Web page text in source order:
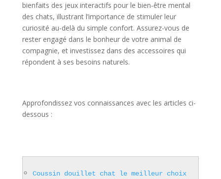
bienfaits des jeux interactifs pour le bien-être mental
des chats, illustrant l’importance de stimuler leur
curiosité au-delà du simple confort. Assurez-vous de
rester engagé dans le bonheur de votre animal de
compagnie, et investissez dans des accessoires qui
répondent à ses besoins naturels.
Approfondissez vos connaissances avec les articles ci-
dessous :
Coussin douillet chat le meilleur choix